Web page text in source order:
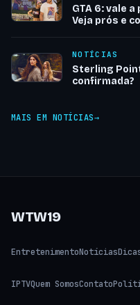
GTA 6: vale
Veja prós e
NOTÍCIAS
Sterling
confirmada?
MAIS EM NOTÍCIAS
WTW19
EntretenimentoNotícias
IPTVQuem SomosContato